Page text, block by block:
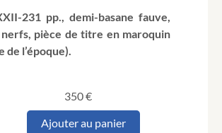
231 pp., demi-basane fauve,
pièce de titre en maroquin
de l’époque).
350€
quantitéAjouter au panier